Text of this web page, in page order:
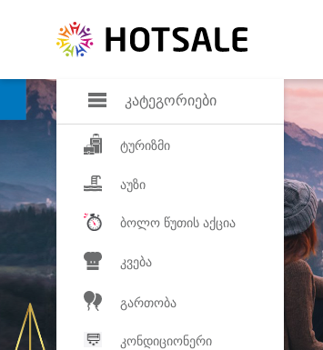
კატეგორიები
ტურიზმი
აუზი
ბოლო წუთის აქცია
კვება
გართობა
კონდიციონერი